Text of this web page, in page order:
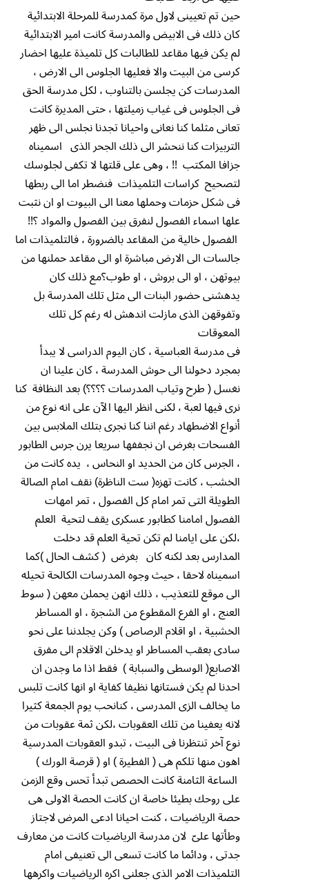
حين تم تعيينى لاول مرة كمدرسة للمرحلة الابتدائية
كان ذلك فى الابيض والمدرسة كانت امير الابتدائية
لم يكن فيها مقاعد للطالبات كل تلميذة عليها احضار
كرسى من البيت والا فعليها الجلوس الى الارض ،
المدرسات كن يجلسن بالتناوب ، لكل مدرسة الحق
فى الجلوس فى غياب زميلتها ، حتى المديرة كانت
تعانى مثلما كنا نعانى واحيانا تجدنا نجلس الى ظهر
التربيزات كنا ننحشر الى ذلك الجحر الذى اسميناه
جزافا المكتب !! ، وهى على قلتها لا تكفى لجلوسك
لتصحيح كراسات التلميذات فنضطر اما الى ربطها
فى شكل حزمات وحملها معنا الى البيوت او ان نثبت
علها اسماء الفصول لنفرق بين الفصول والمواد ؟!!
الفصول خالية من المقاعد بالضرورة ، فالتلميذات اما
جالسات الى الارض مباشرة او الى مقاعد حملنها من
بيوتهن ، او الى بروش ، او طوب؟مع ذلك كان
يدهشنى حضور البنات الى مثل تلك المدرسة بل
وتفوقهن الذى مازلت اندهش له رغم كل تلك
المعوقات
فى مدرسة العباسية ، كان اليوم الدراسى لا يبدأ
بمجرد دخولنا الى حوش المدرسة ، كان علينا ان
نغسل ( طرح وتياب المدرسات ؟؟؟؟) بعد النظافة كنا
نرى فيها لعبة ، لكنى انظر اليها الآن على انه نوع من
أنواع الاضطهاد رغم اننا كنا نجرى بتلك الملابس بين
الفسحات بغرض ان نجففها سريعا يرن جرس الطابور
، الجرس كان من الحديد او النحاس ، يده كانت من
الخشب ، كانت تهزه( ست الناظرة) نقف امام الصالة
الطويلة التى تمر امام كل الفصول ، تمر امهات
الفصول امامنا كطابور عسكرى يقف لتحية العلم
،لكن على ايامنا لم تكن تحية العلم قد دخلت
المدارس بعد لكنه كان بغرض ( كشف الحال )كما
اسميناه لاحقا ، حيث وجوه المدرسات الكالحة تحيله
الى موقع للتعذيب ، ذلك انهن يحملن معهن ( سوط
العنج ، او الفرع المقطوع من الشجرة ، او المساطر
الخشبية ، او اقلام الرصاص ) وكن يجلدننا على نحو
سادى بعقب المساطر او يدخلن الاقلام الى مفرق
الاصابع( الوسطى والسبابة ) فقط اذا ما وجدن ان
احدنا لم يكن فستانها نظيفا كفاية او انها كانت تلبس
ما يخالف الزى المدرسى ، كنانحب يوم الجمعة كثيرا
لانه يعفينا من تلك العقوبات ،لكن ثمة عقوبات من
نوع آخر تنتظرنا فى البيت ، تبدو العقوبات المدرسية
اهون منها تلكم هى ( الفطيرة ) او ( قرصة الورك )
الساعة الثامنة كانت الحصص تبدأ تحس وقع الزمن
على روحك بطيئا خاصة ان كانت الحصة الاولى هى
حصة الرياضيات ، كنت احيانا ادعى المرض لاجتاز
وطأتها علىّ لان مدرسة الرياضيات كانت من معارف
جدتى ، ودائما ما كانت تسعى الى تعنيفى امام
التلميذات الامر الذى جعلنى اكره الرياضيات واكرهها